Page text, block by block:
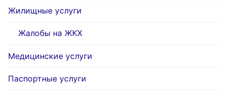
Жилищные услуги
Жалобы на ЖКХ
Медицинские услуги
Паспортные услуги